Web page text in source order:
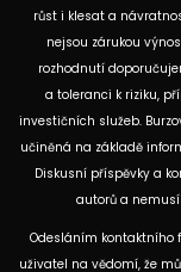
růst i klesat a
nejsou zárukou
rozhodnutí
a toleranci k riziku,
investičních služeb.
učiněná na základě
Diskusní příspěvky a
autorů a
Odesláním kontaktního
uživatel na vědomí, že